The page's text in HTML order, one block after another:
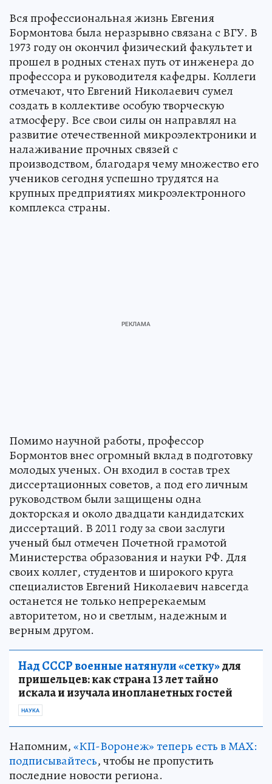
Вся профессиональная жизнь Евгения
Бормонтова была неразрывно связана с ВГУ. В
1973 году он окончил физический факультет и
прошел в родных стенах путь от инженера до
профессора и руководителя кафедры. Коллеги
отмечают, что Евгений Николаевич сумел
создать в коллективе особую творческую
атмосферу. Все свои силы он направлял на
развитие отечественной микроэлектроники и
налаживание прочных связей с
производством, благодаря чему множество его
учеников сегодня успешно трудятся на
крупных предприятиях микроэлектронного
комплекса страны.
Помимо научной работы, профессор
Бормонтов внес огромный вклад в подготовку
молодых ученых. Он входил в состав трех
диссертационных советов, а под его личным
руководством были защищены одна
докторская и около двадцати кандидатских
диссертаций. В 2011 году за свои заслуги
ученый был отмечен Почетной грамотой
Министерства образования и науки РФ. Для
своих коллег, студентов и широкого круга
специалистов Евгений Николаевич навсегда
останется не только непререкаемым
авторитетом, но и светлым, надежным и
верным другом.
Над СССР военные натянули «сетку»для
пришельцев: как страна 13 лет тайно
искала и изучала инопланетных гостей
НАУКА
Напомним,«КП-Воронеж» теперь есть в МАХ:
подписывайтесь, чтобы не пропустить
последние новости региона.